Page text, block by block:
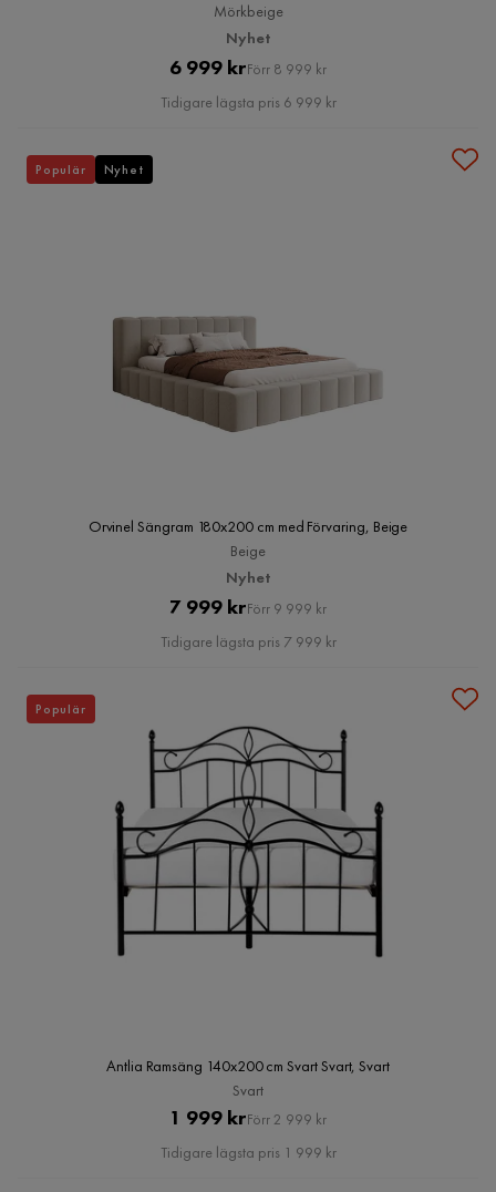
Mörkbeige
Nyhet
Pris
6 999 krOriginal
Pris
Förr 8 999 kr
Tidigare lägsta pris 6 999 kr
Orvinel Sängram 180x200 cm med Förvaring, Beige
Beige
Nyhet
Pris
7 999 krOriginal
Pris
Förr 9 999 kr
Tidigare lägsta pris 7 999 kr
Populär Nyhet
Antlia Ramsäng 140x200 cm Svart Svart, Svart
Svart
Pris
1 999 krOriginal
Pris
Förr 2 999 kr
Tidigare lägsta pris 1 999 kr
Populär